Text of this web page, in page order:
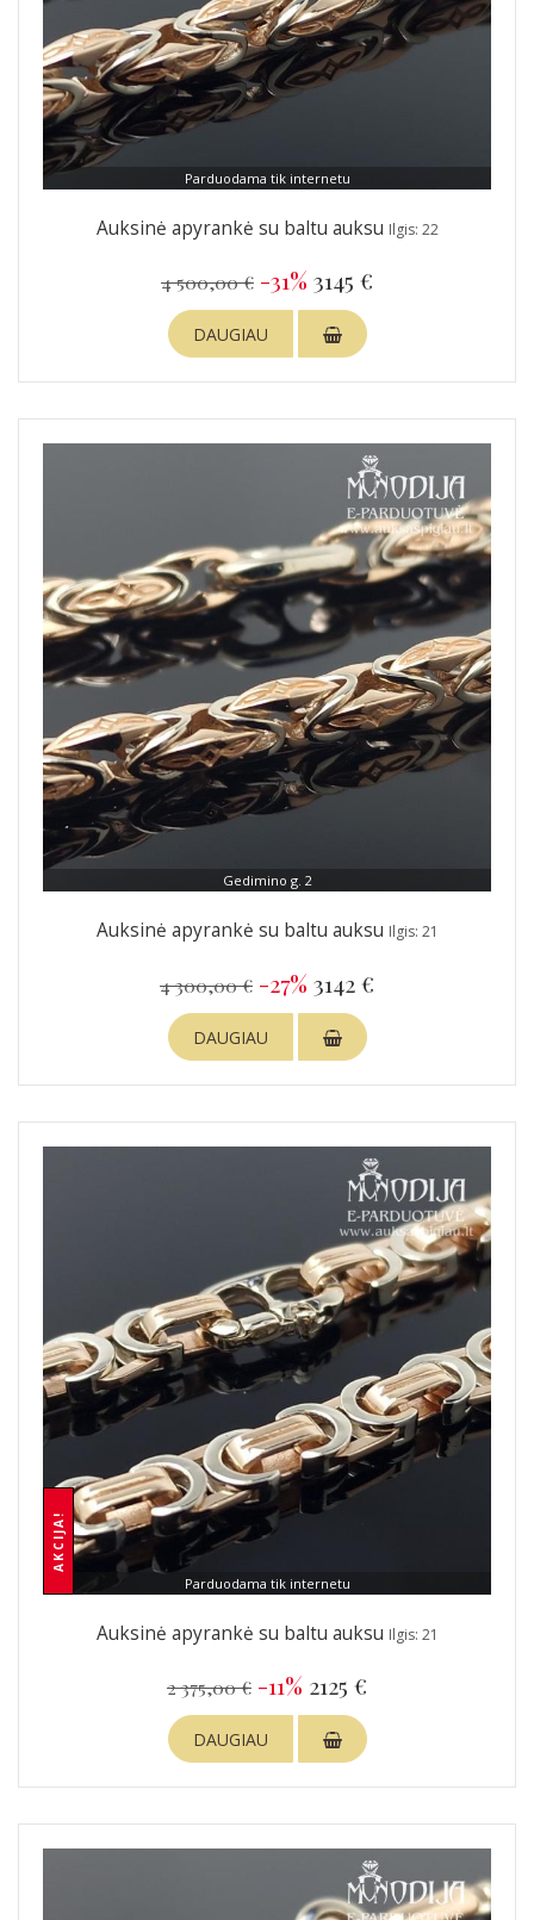
Parduodama tik internetu
Auksinė apyrankė su baltu auksu Ilgis: 22
4 500,00 € -31% 3145 €
DAUGIAU
Gedimino g. 2
Auksinė apyrankė su baltu auksu Ilgis: 21
4 300,00 € -27% 3142 €
DAUGIAU
Parduodama tik internetu
AKCIJA!
Auksinė apyrankė su baltu auksu Ilgis: 21
2 375,00 € -11% 2125 €
DAUGIAU